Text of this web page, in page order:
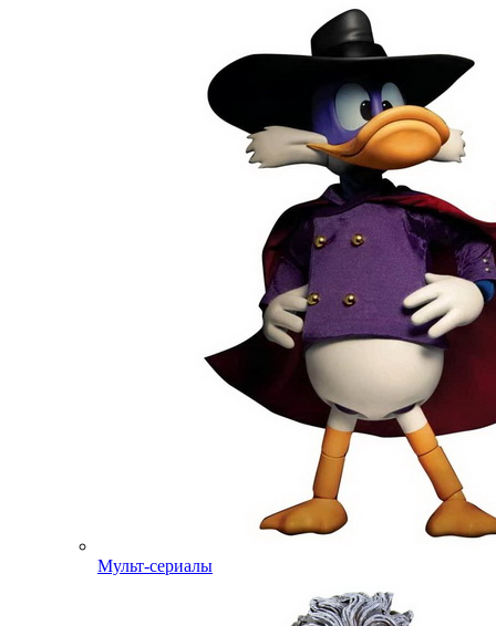
Мульт-сериалы